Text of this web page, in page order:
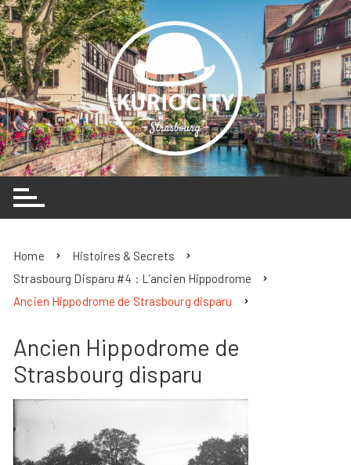
Skip
to
content
Home
Histoires & Secrets
Strasbourg Disparu #4 : L’ancien Hippodrome
Ancien Hippodrome de Strasbourg disparu
Ancien Hippodrome de
Strasbourg disparu